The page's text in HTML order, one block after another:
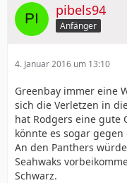
pibels94
Anfänger
4. Januar 2016 um 13:10
Greenbay immer eine
sich die Verletzen in
hat Rodgers eine gute
könnte es sogar
An den Panthers
Seahwaks
Schwarz.